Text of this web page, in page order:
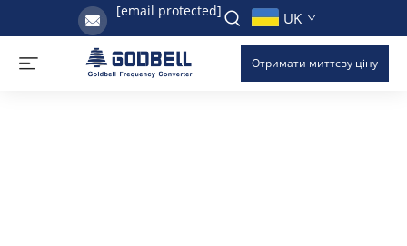
[email protected] UK
Отримати миттєву ціну